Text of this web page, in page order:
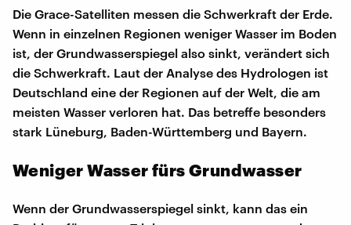
Die Grace-Satelliten messen die Schwerkraft der Erde.
Wenn in einzelnen Regionen weniger Wasser im Boden
ist, der Grundwasserspiegel also sinkt, verändert sich
die Schwerkraft. Laut der Analyse des Hydrologen ist
Deutschland eine der Regionen auf der Welt, die am
meisten Wasser verloren hat. Das betreffe besonders
stark Lüneburg, Baden-Württemberg und Bayern.
Weniger Wasser fürs Grundwasser
Wenn der Grundwasserspiegel sinkt, kann das ein